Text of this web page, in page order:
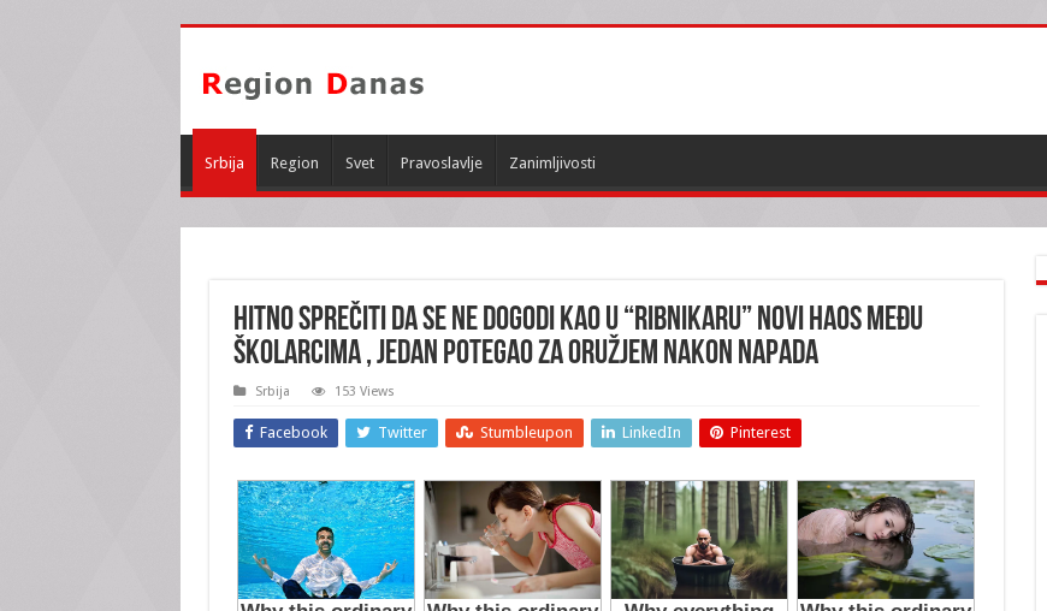
Srbija Region Svet Pravoslavlje Zanimljivosti
HITNO SPREČITI DA SE NE DOGODI KAO U “RIBNIKARU” Novi haos među
školarcima , jedan potegao za ORUŽJEM nakon napada
Srbija 153 Views
Facebook Twitter Stumbleupon LinkedIn Pinterest